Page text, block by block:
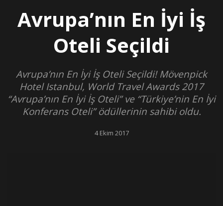
Avrupa’nın En İyi İş
Oteli Seçildi
Avrupa’nın En İyi İş Oteli Seçildi! Mövenpick
Hotel Istanbul, World Travel Awards 2017
“Avrupa’nın En İyi İş Oteli” ve “Türkiye’nin En İyi
Konferans Oteli” ödüllerinin sahibi oldu.
4 Ekim 2017